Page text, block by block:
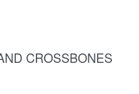
CROSSBONES